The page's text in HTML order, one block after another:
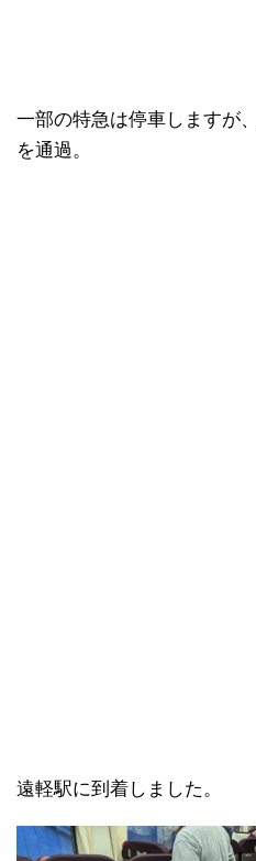
一部の特急は停車しますが
を通過。
遠軽駅に到着しました。